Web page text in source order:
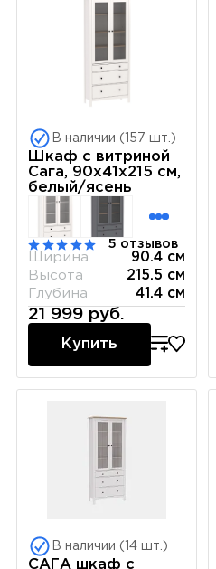
В наличии (157 шт.)
Шкаф с витриной
Сага, 90х41х215 см,
белый/ясень
5 отзывов
Ширина
90.4 см
Высота
215.5 см
Глубина
41.4 см
21 999 руб.
Купить
В наличии (14 шт.)
САГА шкаф с